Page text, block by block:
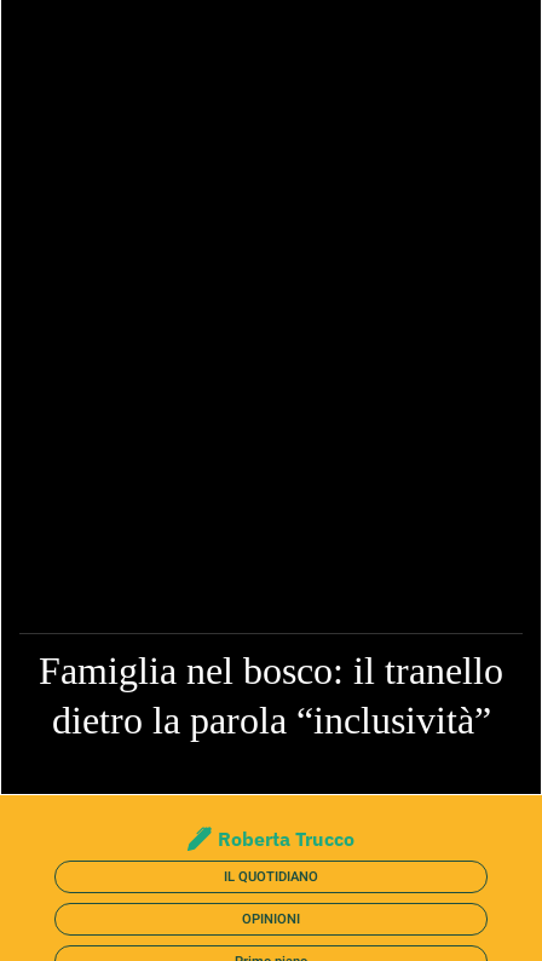
Famiglia nel bosco: il tranello
dietro la parola “inclusività”
Roberta Trucco
IL QUOTIDIANO
OPINIONI